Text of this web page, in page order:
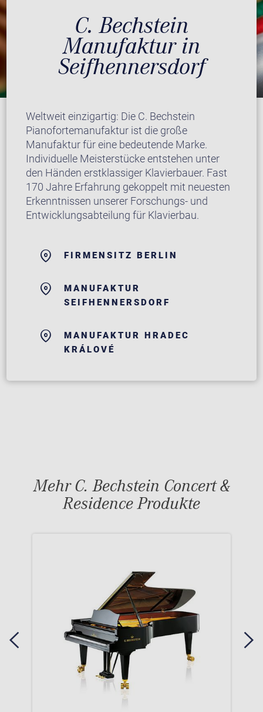
C. Bechstein
Manufaktur in
Seifhennersdorf
Weltweit einzigartig: Die C. Bechstein
Pianofortemanufaktur ist die große
Manufaktur für eine bedeutende Marke.
Individuelle Meisterstücke entstehen unter
den Händen erstklassiger Klavierbauer. Fast
170 Jahre Erfahrung gekoppelt mit neuesten
Erkenntnissen unserer Forschungs- und
Entwicklungsabteilung für Klavierbau.
FIRMENSITZ BERLIN
MANUFAKTUR
SEIFHENNERSDORF
MANUFAKTUR HRADEC
KRÁLOVÉ
Mehr C. Bechstein Concert &
Residence Produkte